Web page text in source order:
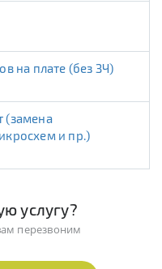
на плате (без ЗЧ)
и пр.)
услугу?
перезвоним